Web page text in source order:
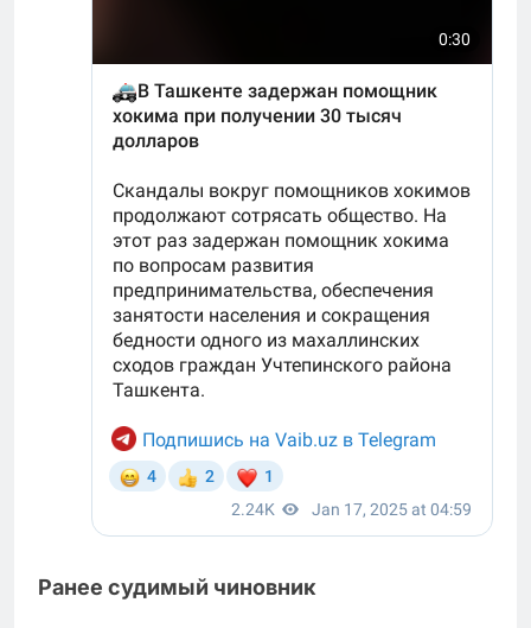
Ранее судимый чиновник